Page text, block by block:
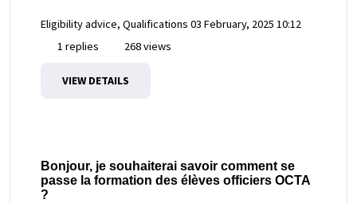
Eligibility advice, Qualifications 03 February, 2025 10:12
1 replies
268 views
VIEW DETAILS
Bonjour, je souhaiterai savoir comment se
passe la formation des élèves officiers OCTA
?